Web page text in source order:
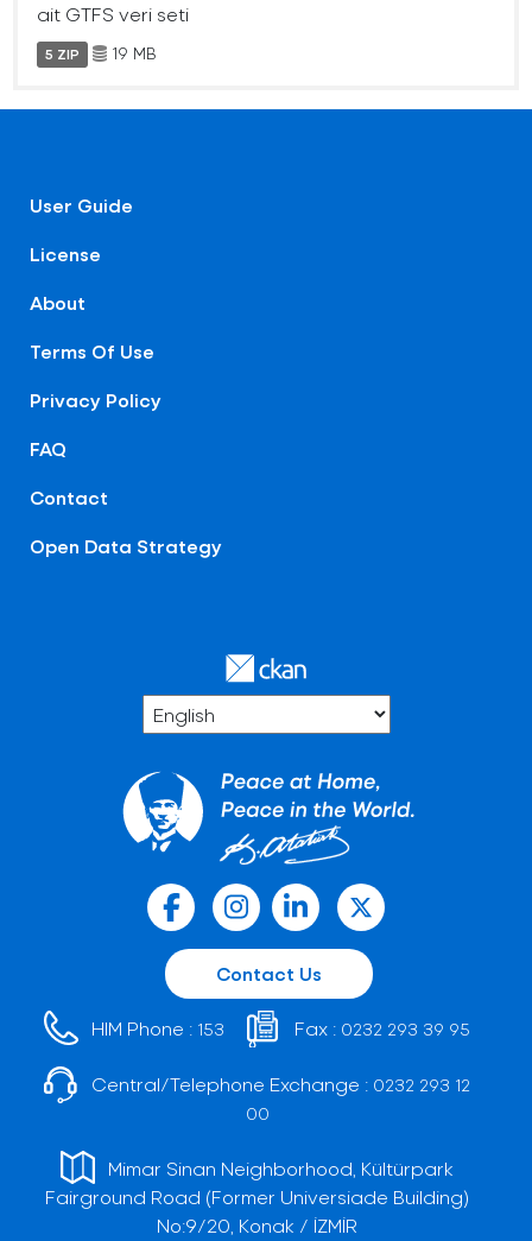
ait GTFS veri seti
5 ZIP 19 MB
User Guide
License
About
Terms Of Use
Privacy Policy
FAQ
Contact
Open Data Strategy
Contact Us
HIM Phone : 153 Fax : 0232 293 39 95
Central/Telephone Exchange : 0232 293 12
00
Mimar Sinan Neighborhood, Kültürpark
Fairground Road (Former Universiade Building)
No:9/20, Konak / İZMİR